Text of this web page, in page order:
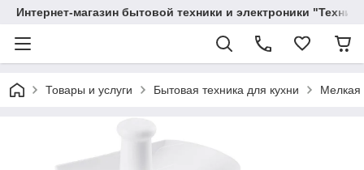
Интернет-магазин бытовой техники и электроники
Товары и услуги Бытовая техника для кухни Мелкая